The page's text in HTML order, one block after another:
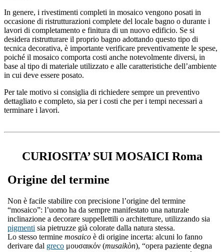
In genere, i rivestimenti completi in mosaico vengono posati in
occasione di ristrutturazioni complete del locale bagno o durante i
lavori di completamento e finitura di un nuovo edificio. Se si
desidera ristrutturare il proprio bagno adottando questo tipo di
tecnica decorativa, è importante verificare preventivamente le spese,
poiché il mosaico comporta costi anche notevolmente diversi, in
base al tipo di materiale utilizzato e alle caratteristiche dell’ambiente
in cui deve essere posato.
Per tale motivo si consiglia di richiedere sempre un preventivo
dettagliato e completo, sia per i costi che per i tempi necessari a
terminare i lavori.
CURIOSITA’ SUI MOSAICI Roma
Origine del termine
Non è facile stabilire con precisione l’origine del termine
“mosaico”: l’uomo ha da sempre manifestato una naturale
inclinazione a decorare suppellettili o architetture, utilizzando sia
pigmenti sia pietruzze già colorate dalla natura stessa.
Lo stesso termine mosaico è di origine incerta: alcuni lo fanno
derivare dal greco μουσαικόν (musaikòn), “opera paziente degna